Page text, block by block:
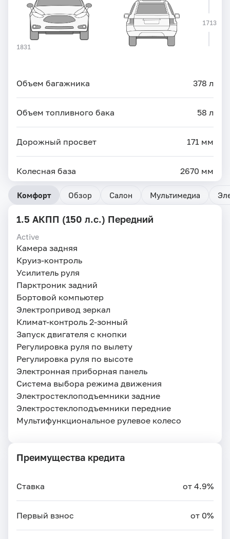
1831
1713
Объем багажника 378 л
Объем топливного бака 58 л
Дорожный просвет 171 мм
Колесная база 2670 мм
Комфорт Обзор Салон Мультимедиа
1.5 АКПП (150 л.с.) Передний
Active
Камера задняя
Круиз-контроль
Усилитель руля
Парктроник задний
Бортовой компьютер
Электропривод зеркал
Климат-контроль 2-зонный
Запуск двигателя с кнопки
Регулировка руля по вылету
Регулировка руля по высоте
Электронная приборная панель
Система выбора режима движения
Электростеклоподъемники задние
Электростеклоподъемники передние
Мультифункциональное рулевое колесо
Преимущества кредита
Ставка от 4.9%
Первый взнос от 0%